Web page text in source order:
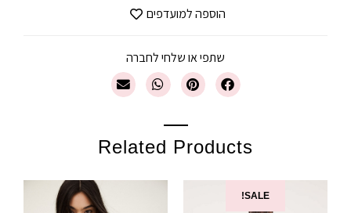
הוספה למועדפים
שתפי או שלחי לחברה
Related Products
SALE!